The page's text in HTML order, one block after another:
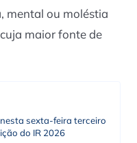
mental ou moléstia
maior fonte de
sexta-feira terceiro
do IR 2026